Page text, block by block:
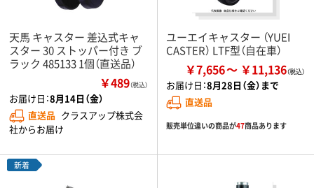
天馬 キャスター 差込式キャ
スター 30 ストッパー付き ブ
ラック 485133 1個（直送品）
￥489（税込）
お届け日：8月14日（金）
直送品 クラスアップ株式会
社からお届け
ユーエイキャスター （YUEI
CASTER） LTF型（自在車）
￥7,656 ￥11,136
お届け日：8月28日（金）まで
直送品
販売単位違いの商品が47商品あります
新着